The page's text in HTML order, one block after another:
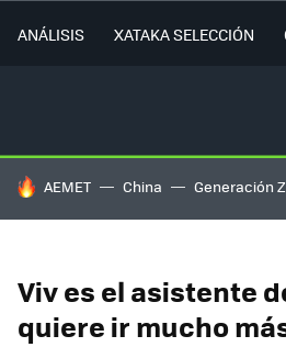
ANÁLISIS XATAKA SELECCIÓN
HOY SE HABLA DE
AEMET China Generación Z
Viv es el asistente
quiere ir mucho